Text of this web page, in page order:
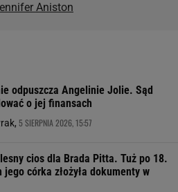
Aniston
odpuszcza Angelinie Jolie. Sąd
o jej finansach
5 SIERPNIA 2026, 15:57
cios dla Brada Pitta. Tuż po 18.
jego córka złożyła dokumenty w